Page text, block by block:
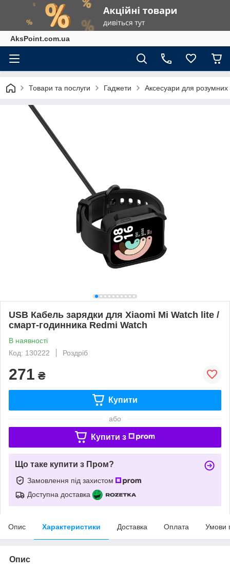
AksPoint.com.ua
Товари та послуги Гаджети Аксесуари для розумних
USB Кабель зарядки для Xiaomi Mi Watch lite /
смарт-годинника Redmi Watch
В наявності
Код: 130222
Роздріб
271 ₴
Купити
або
Купити з
Що таке купити з Пром?
Замовлення під захистом
Доступна доставка
Опис Характеристики Доставка Оплата Умови
Опис